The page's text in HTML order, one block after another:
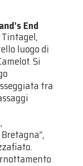
End
luogo di
Si
tra